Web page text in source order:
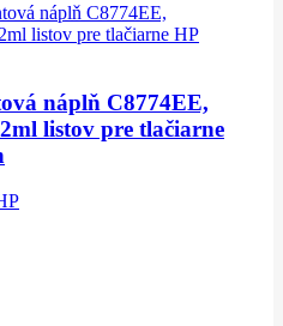
náplň C8774EE,
listov pre tlačiarne